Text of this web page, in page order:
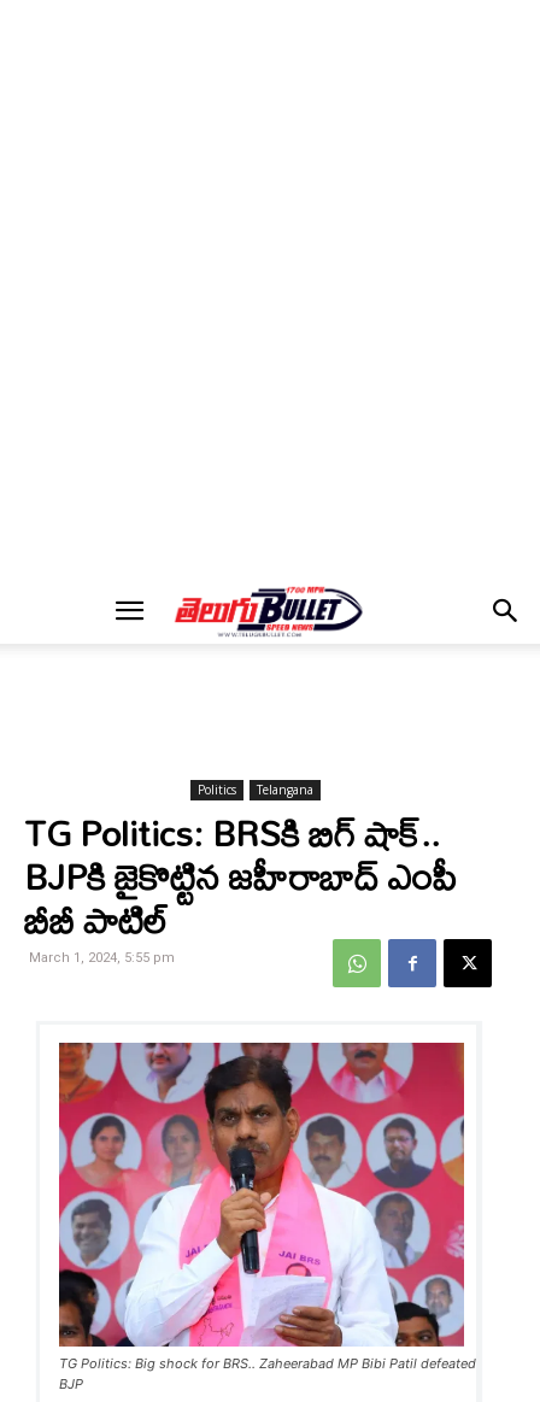
Politics Telangana
TG Politics: BRSకి బిగ్ షాక్..
BJPకి జైకొట్టిన జహీరాబాద్ ఎంపీ
బీబీ పాటిల్
March 1, 2024, 5:55 pm
TG Politics: Big shock for BRS.. Zaheerabad MP Bibi Patil defeated
BJP